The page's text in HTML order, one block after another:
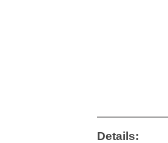
Details: